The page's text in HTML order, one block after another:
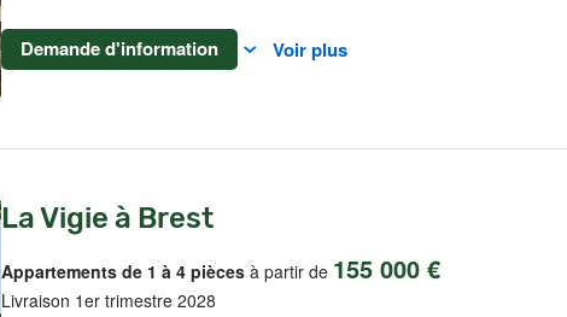
Demande d'information Voir plus
La Vigie à Brest
Appartements de 1 à 4 pièces à partir de 155 000 €
Livraison 1er trimestre 2028